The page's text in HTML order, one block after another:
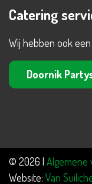
Catering
Wij hebben ook
Doornik
© 2026 | Algemene
Website: Van